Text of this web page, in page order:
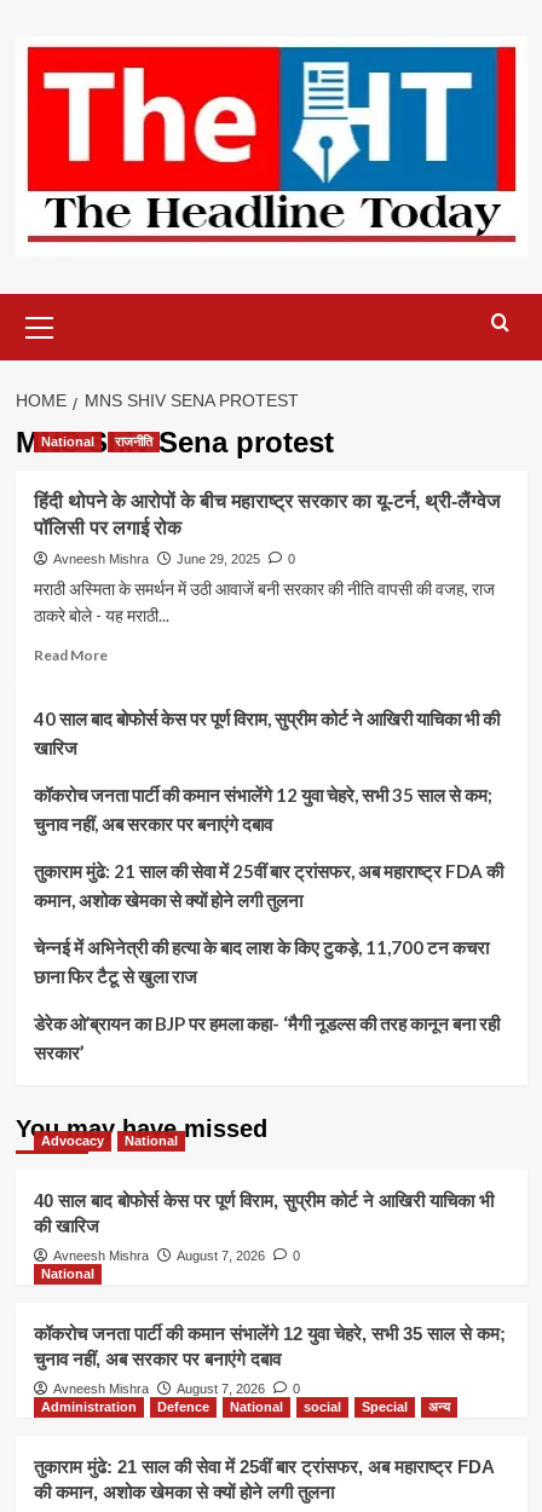
content
Menu
HOME MNS SHIV SENA PROTEST
MNS Shiv Sena protest
National राजनीति
हिंदी थोपने के आरोपों के बीच महाराष्ट्र सरकार का यू-टर्न, थ्री-लैंग्वेज
पॉलिसी पर लगाई रोक
Avneesh Mishra June 29, 2025 0
मराठी अस्मिता के समर्थन में उठी आवाजें बनी सरकार की नीति वापसी की वजह, राज
ठाकरे बोले - यह मराठी...
Read MoreRead
हिंदी
आरोपों
बीच
सरकार
का
टर्न,
थ्री-
पॉलिसी
40 साल बाद बोफोर्स केस पर पूर्ण विराम, सुप्रीम कोर्ट ने आखिरी याचिका भी की
खारिज
कॉकरोच जनता पार्टी की कमान संभालेंगे 12 युवा चेहरे, सभी 35 साल से कम;
चुनाव नहीं, अब सरकार पर बनाएंगे दबाव
तुकाराम मुंढे: 21 साल की सेवा में 25वीं बार ट्रांसफर, अब महाराष्ट्र FDA की
कमान, अशोक खेमका से क्यों होने लगी तुलना
चेन्नई में अभिनेत्री की हत्या के बाद लाश के किए टुकड़े, 11,700 टन कचरा
छाना फिर टैटू से खुला राज
डेरेक ओ’ब्रायन का BJP पर हमला कहा- ‘मैगी नूडल्स की तरह कानून बना रही
सरकार’
You may have missed
Advocacy National
40 साल बाद बोफोर्स केस पर पूर्ण विराम, सुप्रीम कोर्ट ने आखिरी याचिका भी
की खारिज
Avneesh Mishra August 7, 2026
0
National
कॉकरोच जनता पार्टी की कमान संभालेंगे 12 युवा चेहरे, सभी 35 साल से कम;
चुनाव नहीं, अब सरकार पर बनाएंगे दबाव
Avneesh Mishra August 7, 2026
0
Administration
Defence National social Special अन्य
तुकाराम मुंढे: 21 साल की सेवा में 25वीं बार ट्रांसफर, अब महाराष्ट्र FDA
की कमान, अशोक खेमका से क्यों होने लगी तुलना